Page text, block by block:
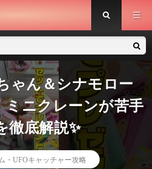
ゃん＆シナモロー
ミニクレーンが苦手
徹底解説✨
・UFOキャッチャー攻略